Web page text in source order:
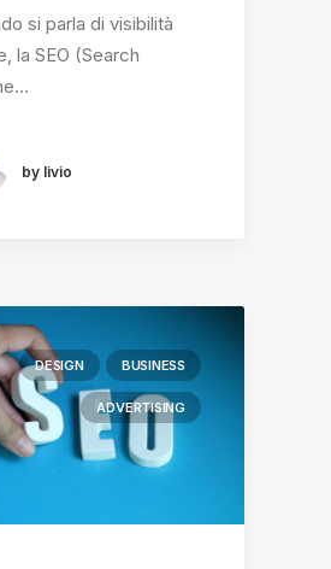
si parla di visibilità
la SEO (Search
by livio
DESIGN BUSINESS
ADVERTISING